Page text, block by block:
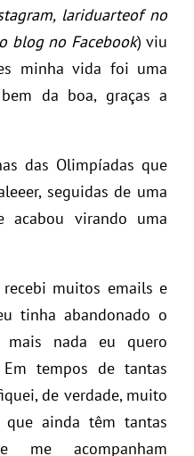
lariduarteof no
blog no Facebook) viu
minha vida foi uma
da boa, graças a
das Olimpíadas que
seguidas de uma
acabou virando uma
muitos emails e
tinha abandonado o
nada eu quero
Em tempos de tantas
de verdade, muito
ainda têm tantas
me acompanham